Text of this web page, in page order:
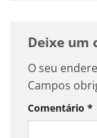
Deixe um
O seu
Campos
Comentário *